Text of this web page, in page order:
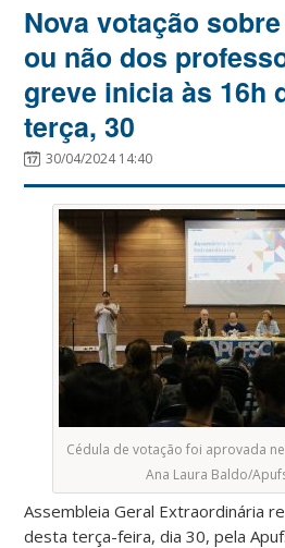
Nova votação
ou não dos
greve inicia às 16h
terça, 30
30/04/2024 14:40
Cédula de votação foi aprovada
Ana Laura Baldo/
Assembleia Geral Extraordinária
desta terça-feira, dia 30, pela